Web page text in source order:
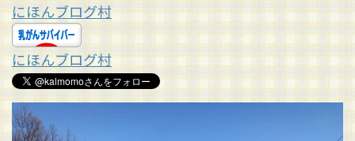
にほんブログ村
にほんブログ村